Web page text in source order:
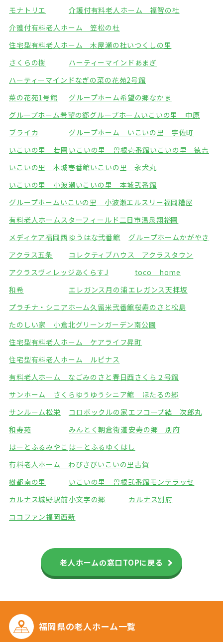
モナトリエ
介護付有料老人ホーム 福智の杜
介護付有料老人ホーム 笠松の杜
住宅型有料老人ホーム 木屋瀬の杜いつくしの里
さくらの樹
ハーティーマインドあまぎ
ハーティーマインドなぎの菜の花苑2号館
菜の花苑1号館
グループホーム希望の郷なかま
グループホーム希望の郷グループホームいこいの里 中原
ブライカ
グループホーム いこいの里 宇佐町
いこいの里 若園 いこいの里 曽根壱番館いこいの里 徳吉
いこいの里 本城壱番館いこいの里 永犬丸
いこいの里 小波瀬いこいの里 本城弐番館
グループホームいこいの里 小波瀬エルスリー福岡糟屋
有料老人ホームスターフィールド二日市温泉翔裕園
メディケア福岡西 ゆうはな弐番館
グループホームかがやき
アクラス五条
コレクティブハウス アクラスタウン
アクラスヴィレッジ あくらすJ
toco home
和希
エレガンス月の浦エレガンス天拝坂
プラチナ・シニアホーム久留米弐番館桜寿のさと松島
たのしい家 小倉北グリーンガーデン南公園
住宅型有料老人ホーム ケアライフ昇町
住宅型有料老人ホーム ルピナス
有料老人ホーム なごみのさと春日西さくら２号館
サンホーム さくら ゆうゆうシニア館 ほたるの郷
サンルーム松栄
コロボックルの家エフコープ結 次郎丸
和寿苑
みんとく朝倉街道安寿の郷 別府
はーとふるみやこ はーとふるゆくはし
有料老人ホーム わびさびいこいの里古賀
樹都南の里
いこいの里 曽根弐番館モンテラッセ
カルナス城野駅前小文字の郷
カルナス別府
ココファン福岡西新
老人ホームの窓口TOPに戻る
福岡県の老人ホーム一覧